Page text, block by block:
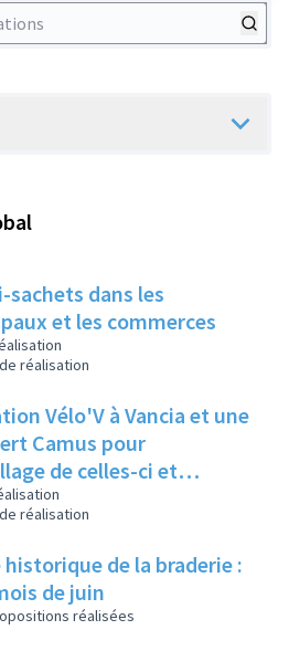
sachets dans les
et les commerces
réalisation
Vélo'V à Vancia et une
Camus pour
de celles-ci et
de bus à Vancia
réalisation
de la braderie :
de juin
réalisées